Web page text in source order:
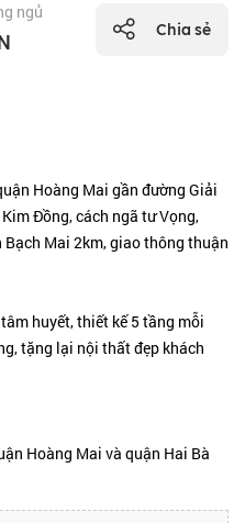
ngủ
Chia sẻ
Hoàng Mai gần đường Giải
Đồng, cách ngã tư Vọng,
Bạch Mai 2km, giao thông thuận
huyết, thiết kế 5 tầng mỗi
tặng lại nội thất đẹp khách
Hoàng Mai và quận Hai Bà